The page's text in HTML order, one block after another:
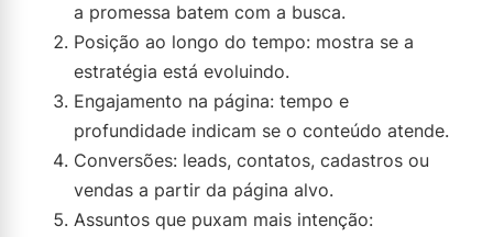
a promessa batem com a busca.
Posição ao longo do tempo: mostra se a
estratégia está evoluindo.
Engajamento na página: tempo e
profundidade indicam se o conteúdo atende.
Conversões: leads, contatos, cadastros ou
vendas a partir da página alvo.
Assuntos que puxam mais intenção: